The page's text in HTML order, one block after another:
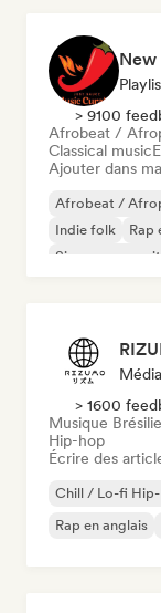
New
> 9100
Afrobeat /
Classical music
Ajouter dans
Afrobeat /
Indie folk
Rap
Singer-
> 1600
Musique
Hip-hop
Écrire des
Chill / Lo-fi
Rap en anglais